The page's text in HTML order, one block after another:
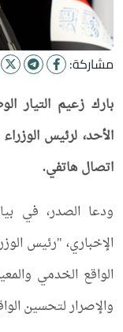
مشاركة:
بارك زعيم التيار
الأحد، لرئيس
اتصال هاتفي.
ودعا الصدر، في
الإخباري، "رئيس
الواقع الخدمي
والإصرار لتحسين